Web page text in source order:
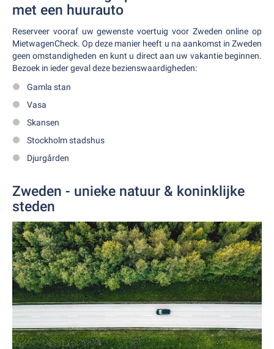
met een huurauto
Reserveer vooraf uw gewenste voertuig voor Zweden online op
MietwagenCheck. Op deze manier heeft u na aankomst in Zweden
geen omstandigheden en kunt u direct aan uw vakantie beginnen.
Bezoek in ieder geval deze bezienswaardigheden:
Gamla stan
Vasa
Skansen
Stockholm stadshus
Djurgården
Zweden - unieke natuur & koninklijke
steden